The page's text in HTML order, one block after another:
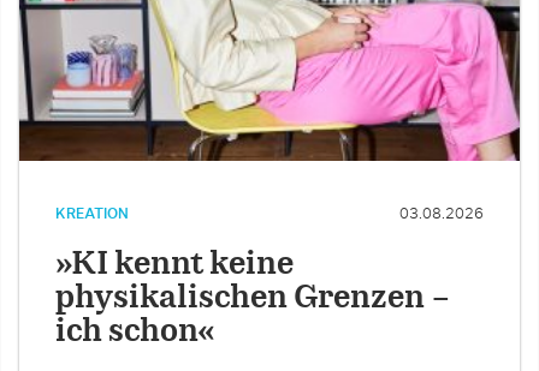
KREATION 03.08.2026
»KI kennt keine
physikalischen Grenzen –
ich schon«